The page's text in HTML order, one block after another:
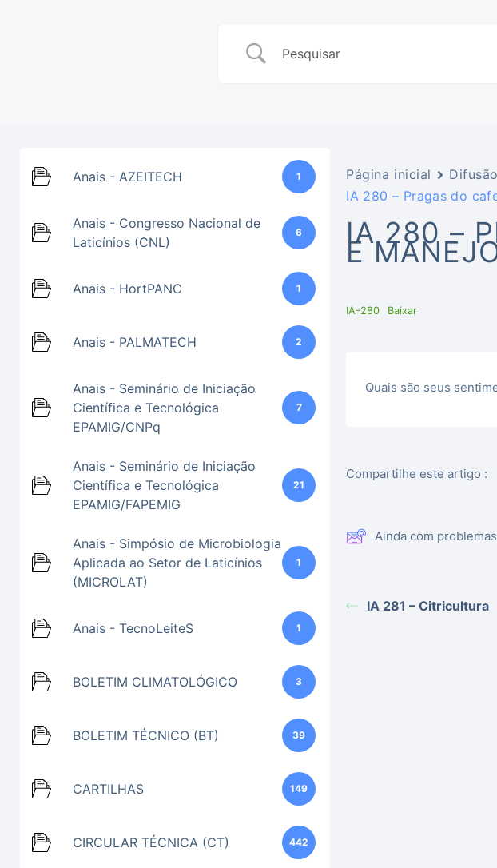
Anais - AZEITECH 1
Anais - Congresso Nacional de
Laticínios (CNL)
6
Anais - HortPANC 1
Anais - PALMATECH 2
Anais - Seminário de Iniciação
Científica e Tecnológica
EPAMIG/CNPq
7
Anais - Seminário de Iniciação
Científica e Tecnológica
EPAMIG/FAPEMIG
21
Anais - Simpósio de Microbiologia
Aplicada ao Setor de Laticínios
(MICROLAT)
1
Anais - TecnoLeiteS 1
BOLETIM CLIMATOLÓGICO 3
BOLETIM TÉCNICO (BT) 39
CARTILHAS 149
CIRCULAR TÉCNICA (CT) 442
Página inicial
IA 280 – Pragas do
IA 280 –
E
IA-280 Baixar
Quais são seus
Compartilhe este artigo :
Ainda com
IA 281 – Citricultura